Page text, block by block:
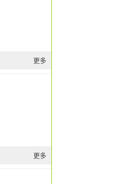
更多
更多